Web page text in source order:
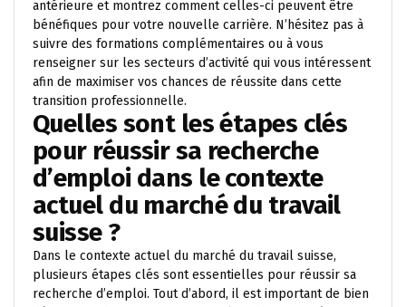
antérieure et montrez comment celles-ci peuvent être
bénéfiques pour votre nouvelle carrière. N’hésitez pas à
suivre des formations complémentaires ou à vous
renseigner sur les secteurs d’activité qui vous intéressent
afin de maximiser vos chances de réussite dans cette
transition professionnelle.
Quelles sont les étapes clés
pour réussir sa recherche
d’emploi dans le contexte
actuel du marché du travail
suisse ?
Dans le contexte actuel du marché du travail suisse,
plusieurs étapes clés sont essentielles pour réussir sa
recherche d’emploi. Tout d’abord, il est important de bien